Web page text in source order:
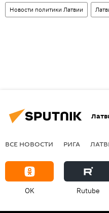
Новости политики Латвии
ВСЕ НОВОСТИ РИГА
OK Rutube